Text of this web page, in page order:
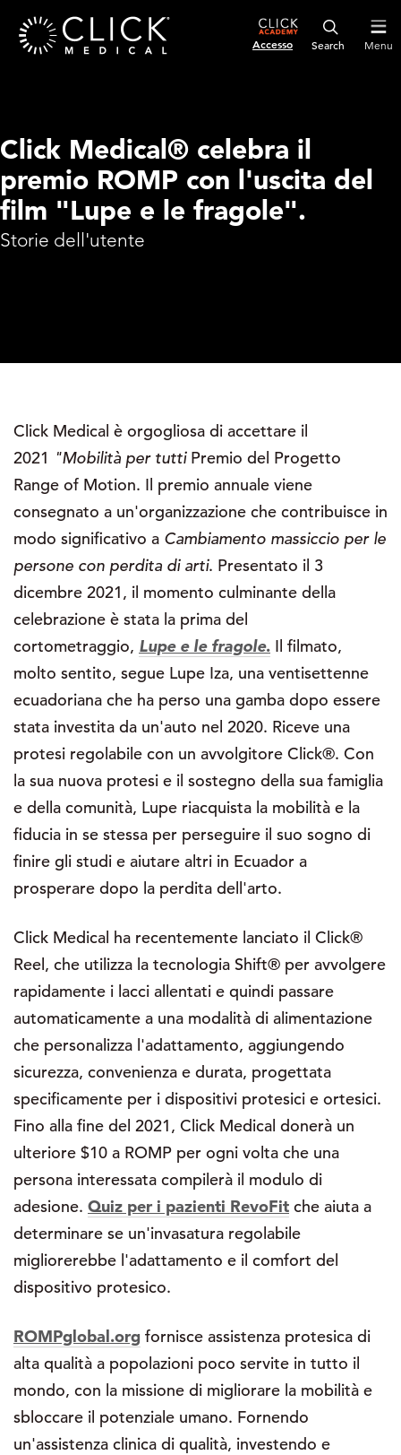
Accesso Menu
Click Medical® celebra il
premio ROMP con l'uscita del
film "Lupe e le fragole".
Storie dell'utente
Click Medical è orgogliosa di accettare il
2021 "Mobilità per tutti Premio del Progetto
Range of Motion. Il premio annuale viene
consegnato a un'organizzazione che contribuisce in
modo significativo a Cambiamento massiccio per le
persone con perdita di arti. Presentato il 3
dicembre 2021, il momento culminante della
celebrazione è stata la prima del
cortometraggio, Lupe e le fragole. Il filmato,
molto sentito, segue Lupe Iza, una ventisettenne
ecuadoriana che ha perso una gamba dopo essere
stata investita da un'auto nel 2020. Riceve una
protesi regolabile con un avvolgitore Click®. Con
la sua nuova protesi e il sostegno della sua famiglia
e della comunità, Lupe riacquista la mobilità e la
fiducia in se stessa per perseguire il suo sogno di
finire gli studi e aiutare altri in Ecuador a
prosperare dopo la perdita dell'arto.
Click Medical ha recentemente lanciato il Click®
Reel, che utilizza la tecnologia Shift® per avvolgere
rapidamente i lacci allentati e quindi passare
automaticamente a una modalità di alimentazione
che personalizza l'adattamento, aggiungendo
sicurezza, convenienza e durata, progettata
specificamente per i dispositivi protesici e ortesici.
Fino alla fine del 2021, Click Medical donerà un
ulteriore $10 a ROMP per ogni volta che una
persona interessata compilerà il modulo di
adesione. Quiz per i pazienti RevoFit che aiuta a
determinare se un'invasatura regolabile
migliorerebbe l'adattamento e il comfort del
dispositivo protesico.
ROMPglobal.org fornisce assistenza protesica di
alta qualità a popolazioni poco servite in tutto il
mondo, con la missione di migliorare la mobilità e
sbloccare il potenziale umano. Fornendo
un'assistenza clinica di qualità, investendo e